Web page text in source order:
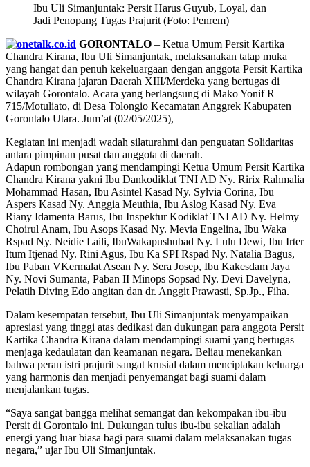
Ibu Uli Simanjuntak: Persit Harus Guyub, Loyal, dan
Jadi Penopang Tugas Prajurit (Foto: Penrem)
GORONTALO – Ketua Umum Persit Kartika
Chandra Kirana, Ibu Uli Simanjuntak, melaksanakan tatap muka
yang hangat dan penuh kekeluargaan dengan anggota Persit Kartika
Chandra Kirana jajaran Daerah XIII/Merdeka yang bertugas di
wilayah Gorontalo. Acara yang berlangsung di Mako Yonif R
715/Motuliato, di Desa Tolongio Kecamatan Anggrek Kabupaten
Gorontalo Utara. Jum’at (02/05/2025),
Kegiatan ini menjadi wadah silaturahmi dan penguatan Solidaritas
antara pimpinan pusat dan anggota di daerah.
Adapun rombongan yang mendampingi Ketua Umum Persit Kartika
Chandra Kirana yakni Ibu Dankodiklat TNI AD Ny. Ririx Rahmalia
Mohammad Hasan, Ibu Asintel Kasad Ny. Sylvia Corina, Ibu
Aspers Kasad Ny. Anggia Meuthia, Ibu Aslog Kasad Ny. Eva
Riany Idamenta Barus, Ibu Inspektur Kodiklat TNI AD Ny. Helmy
Choirul Anam, Ibu Asops Kasad Ny. Mevia Engelina, Ibu Waka
Rspad Ny. Neidie Laili, IbuWakapushubad Ny. Lulu Dewi, Ibu Irter
Itum Itjenad Ny. Rini Agus, Ibu Ka SPI Rspad Ny. Natalia Bagus,
Ibu Paban VKermalat Asean Ny. Sera Josep, Ibu Kakesdam Jaya
Ny. Novi Sumanta, Paban II Minops Sopsad Ny. Devi Davelyna,
Pelatih Diving Edo angitan dan dr. Anggit Prawasti, Sp.Jp., Fiha.
Dalam kesempatan tersebut, Ibu Uli Simanjuntak menyampaikan
apresiasi yang tinggi atas dedikasi dan dukungan para anggota Persit
Kartika Chandra Kirana dalam mendampingi suami yang bertugas
menjaga kedaulatan dan keamanan negara. Beliau menekankan
bahwa peran istri prajurit sangat krusial dalam menciptakan keluarga
yang harmonis dan menjadi penyemangat bagi suami dalam
menjalankan tugas.
“Saya sangat bangga melihat semangat dan kekompakan ibu-ibu
Persit di Gorontalo ini. Dukungan tulus ibu-ibu sekalian adalah
energi yang luar biasa bagi para suami dalam melaksanakan tugas
negara,” ujar Ibu Uli Simanjuntak.